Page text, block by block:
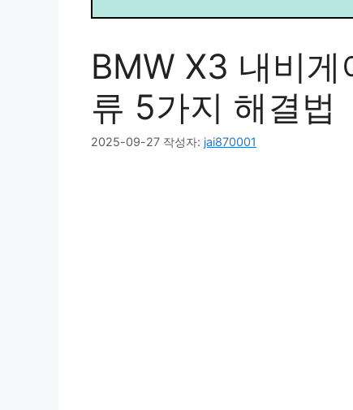
BMW X3 내비게
류 5가지 해결법
2025-09-27 작성자: jai870001